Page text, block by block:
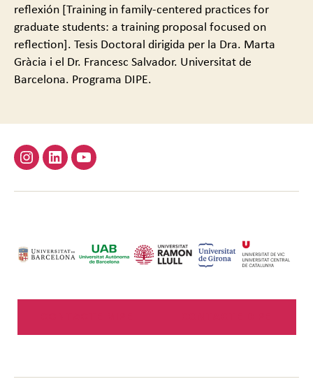
reflexión [Training in family-centered practices for
graduate students: a training proposal focused on
reflection]. Tesis Doctoral dirigida per la Dra. Marta
Gràcia i el Dr. Francesc Salvador. Universitat de
Barcelona. Programa DIPE.
InstagramLinkedinYoutube